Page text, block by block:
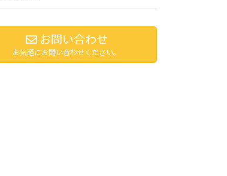
お問い合わせ
お気軽にお問い合わせください。